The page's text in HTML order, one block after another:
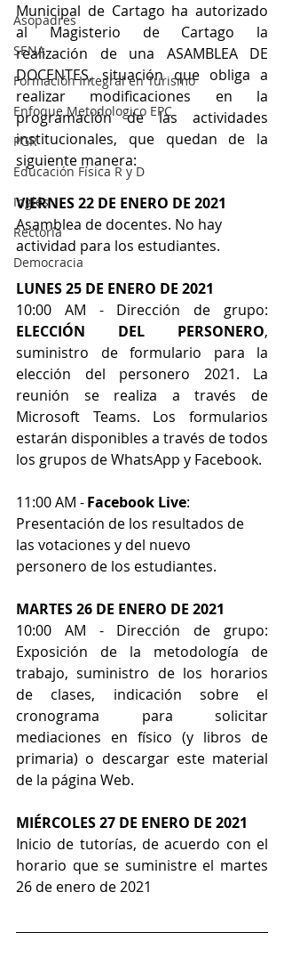
Asopadres
SENA
Formación Integral en Turismo
Enfoque Metodologico EPC
PGR
Educación Física R y D
Inglés
Rectoría
Democracia
Municipal de Cartago ha autorizado
al Magisterio de Cartago la
realización de una ASAMBLEA DE
DOCENTES, situación que obliga a
realizar modificaciones en la
programación de las actividades
institucionales, que quedan de la
siguiente manera:
VIERNES 22 DE ENERO DE 2021
Asamblea de docentes. No hay
actividad para los estudiantes.
LUNES 25 DE ENERO DE 2021
ELECCIÓN DEL PERSONERO,
suministro de formulario para la
elección del personero 2021. La
reunión se realiza a través de
Microsoft Teams. Los formularios
estarán disponibles a través de todos
los grupos de WhatsApp y Facebook.
Facebook Live:
Presentación de los resultados de
las votaciones y del nuevo
personero de los estudiantes.
MARTES 26 DE ENERO DE 2021
10:00 AM -	Dirección de grupo:
Exposición de la metodología de
trabajo, suministro de los horarios
de clases, indicación sobre el
cronograma para solicitar
mediaciones en físico (y libros de
primaria) o descargar este material
de la página Web.
MIÉRCOLES 27 DE ENERO DE 2021
Inicio de tutorías, de acuerdo con el
horario que se suministre el martes
26 de enero de 2021